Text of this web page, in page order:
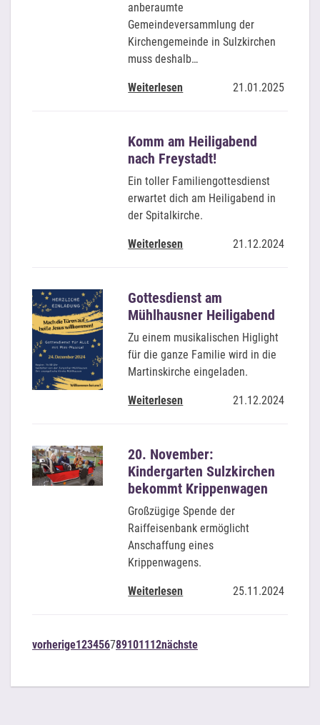
anberaumte
Gemeindeversammlung der
Kirchengemeinde in Sulzkirchen
muss deshalb…
Weiterlesen 21.01.2025
Komm am Heiligabend
nach Freystadt!
Ein toller Familiengottesdienst
erwartet dich am Heiligabend in
der Spitalkirche.
Weiterlesen 21.12.2024
Gottesdienst am
Mühlhausner Heiligabend
Zu einem musikalischen Higlight
für die ganze Familie wird in die
Martinskirche eingeladen.
Weiterlesen 21.12.2024
20. November:
Kindergarten Sulzkirchen
bekommt Krippenwagen
Großzügige Spende der
Raiffeisenbank ermöglicht
Anschaffung eines
Krippenwagens.
Weiterlesen 25.11.2024
vorherige123456789101112nächste